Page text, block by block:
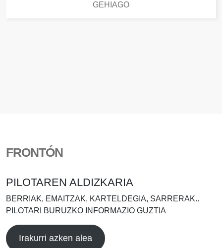
GEHIAGO
FRONTÓN
PILOTAREN ALDIZKARIA
BERRIAK, EMAITZAK, KARTELDEGIA, SARRERAK..
PILOTARI BURUZKO INFORMAZIO GUZTIA
Irakurri azken alea